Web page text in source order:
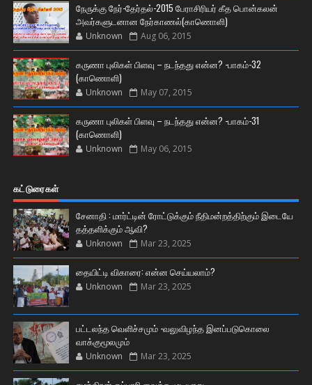
நேருக்கு நேர்-தேர்தல்-2015 பேராசிரியர் கீத பொன்கலன்
அவர்களுடனான நேர்காணல்(காணொளி)
Unknown Aug 06, 2015
கருணா புலிகள் பிளவு – நடந்தது என்ன? -பாகம்-32
(காணொளி)
Unknown May 07, 2015
கருணா புலிகள் பிளவு – நடந்தது என்ன? -பாகம்-31
(காணொளி)
Unknown May 06, 2015
கட்டுரைகள்
சேனாதி : மார்ட்டின் ரோட்டுக்கும் நீதிமன்றத்திற்கும் இடையே
தத்தளிக்கும் ஆவி?
Unknown Mar 23, 2025
தையிட்டி விகாரை: என்ன செய்யலாம்?
Unknown Mar 23, 2025
பட்டலந்த வெளிச்சமும் -வலுவிழந்த இனப்படுகொலை
வாக்குமூலமும்
Unknown Mar 23, 2025